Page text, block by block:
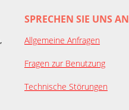
SPRECHEN SIE UNS AN
Allgemeine Anfragen
Fragen zur Benutzung
Technische Störungen